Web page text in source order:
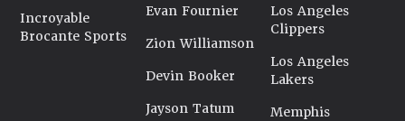
Incroyable
Brocante Sports
Evan Fournier
Zion Williamson
Devin Booker
Jayson Tatum
Los Angeles
Clippers
Los Angeles
Lakers
Memphis